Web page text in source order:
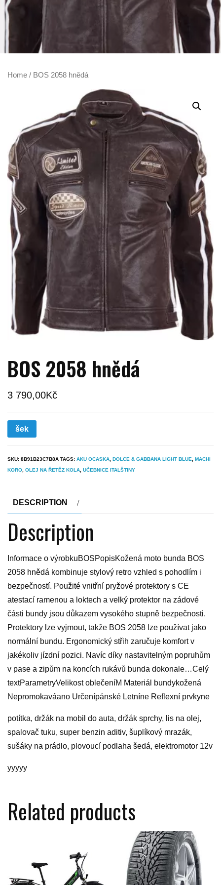
Home / BOS 2058 hnědá
BOS 2058 hnědá
3 790,00Kč
šek
SKU: 8B91B23C7B8A TAGS: AKU OCASKA, DOLCE & GABBANA LIGHT BLUE, MACHI
KORO, OLEJ NA ŘETĚZ KOLA, UČEBNICE ITALŠTINY
DESCRIPTION
Description
Informace o výrobkuBOSPopisKožená moto bunda BOS
2058 hnědá kombinuje stylový retro vzhled s pohodlím i
bezpečností. Použité vnitřní pryžové protektory s CE
atestací ramenou a loktech a velký protektor na zádové
části bundy jsou důkazem vysokého stupně bezpečnosti.
Protektory lze vyjmout, takže BOS 2058 lze používat jako
normální bundu. Ergonomický střih zaručuje komfort v
jakékoliv jízdní pozici. Navíc díky nastavitelným popruhům
v pase a zipům na koncích rukávů bunda dokonale…Celý
textParametryVelikost oblečeníM Materiál bundykožená
Nepromokaváano Určenípánské Letníne Reflexní prvkyne
potítka, držák na mobil do auta, držák sprchy, lis na olej,
spalovač tuku, super benzin aditiv, šuplíkový mrazák,
sušáky na prádlo, plovoucí podlaha šedá, elektromotor 12v
yyyyy
Related products